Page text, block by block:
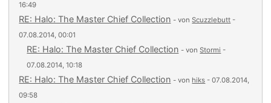
16:49
RE: Halo: The Master Chief Collection - vonScuzzlebutt -
07.08.2014, 00:01
RE: Halo: The Master Chief Collection - vonStormi -
07.08.2014, 10:18
RE: Halo: The Master Chief Collection - von hiks - 07.08.2014,
09:58